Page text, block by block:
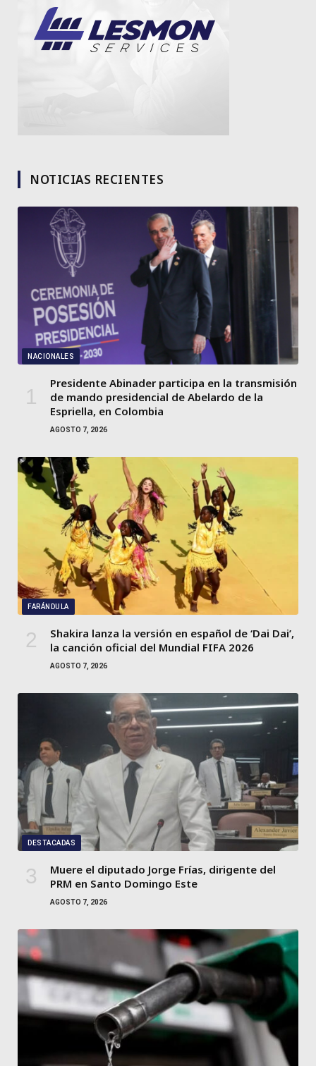
NOTICIAS RECIENTES
NACIONALES
Presidente Abinader participa en la transmisión
de mando presidencial de Abelardo de la
Espriella, en Colombia
AGOSTO 7, 2026
FARÁNDULA
Shakira lanza la versión en español de ‘Dai Dai’,
la canción oficial del Mundial FIFA 2026
AGOSTO 7, 2026
DESTACADAS
Muere el diputado Jorge Frías, dirigente del
PRM en Santo Domingo Este
AGOSTO 7, 2026